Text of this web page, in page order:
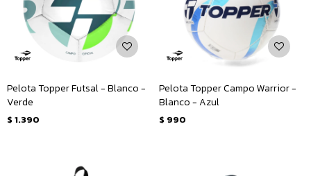
Pelota Topper Futsal - Blanco -
Verde
$ 1.390
Pelota Topper Campo Warrior -
Blanco - Azul
$ 990